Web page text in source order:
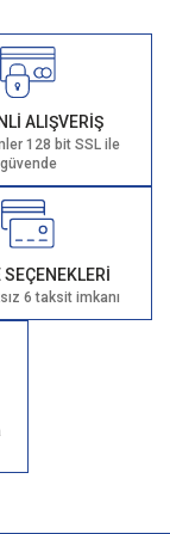
ALIŞVERİŞ
128 bit SSL ile
güvende
SEÇENEKLERİ
6 taksit imkanı